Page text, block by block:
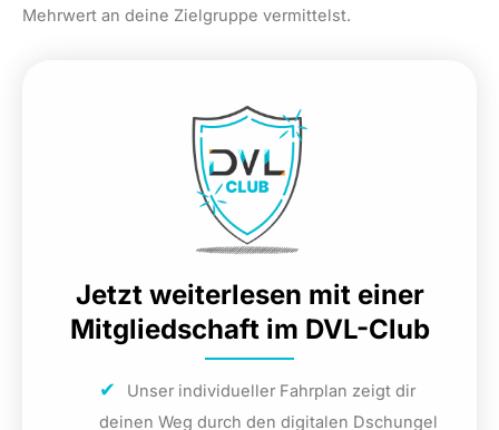
Mehrwert an deine Zielgruppe vermittelst.
Jetzt weiterlesen mit einer
Mitgliedschaft im DVL-Club
Unser individueller Fahrplan zeigt dir
deinen Weg durch den digitalen Dschungel